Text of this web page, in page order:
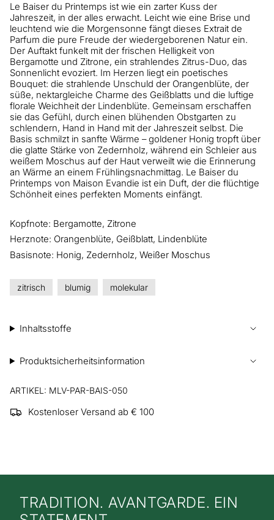
Le Baiser du Printemps ist wie ein zarter Kuss der
Jahreszeit, in der alles erwacht. Leicht wie eine Brise und
leuchtend wie die Morgensonne fängt dieses Extrait de
Parfum die pure Freude der wiedergeborenen Natur ein.
Der Auftakt funkelt mit der frischen Helligkeit von
Bergamotte und Zitrone, ein strahlendes Zitrus-Duo, das
Sonnenlicht evoziert. Im Herzen liegt ein poetisches
Bouquet: die strahlende Unschuld der Orangenblüte, der
süße, nektargleiche Charme des Geißblatts und die luftige
florale Weichheit der Lindenblüte. Gemeinsam erschaffen
sie das Gefühl, durch einen blühenden Obstgarten zu
schlendern, Hand in Hand mit der Jahreszeit selbst. Die
Basis schmilzt in sanfte Wärme – goldener Honig tropft über
die glatte Stärke von Zedernholz, während ein Schleier aus
weißem Moschus auf der Haut verweilt wie die Erinnerung
an Wärme an einem Frühlingsnachmittag. Le Baiser du
Printemps von Maison Evandie ist ein Duft, der die flüchtige
Schönheit eines perfekten Moments einfängt.
Kopfnote: Bergamotte, Zitrone
Herznote: Orangenblüte, Geißblatt, Lindenblüte
Basisnote: Honig, Zedernholz, Weißer Moschus
zitrisch blumig molekular
Inhaltsstoffe
Produktsicherheitsinformation
ARTIKEL: MLV-PAR-BAIS-050
Kostenloser Versand ab € 100
TRADITION. AVANTGARDE. EIN